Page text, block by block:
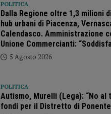
POLITICA
Dalla Regione oltre 1,3 milioni
hub urbani di Piacenza,
Calendasco. Amministrazione
Unione Commercianti:
5 Agosto 2026
POLITICA
Autismo, Murelli (Lega): “No al
fondi per il Distretto di